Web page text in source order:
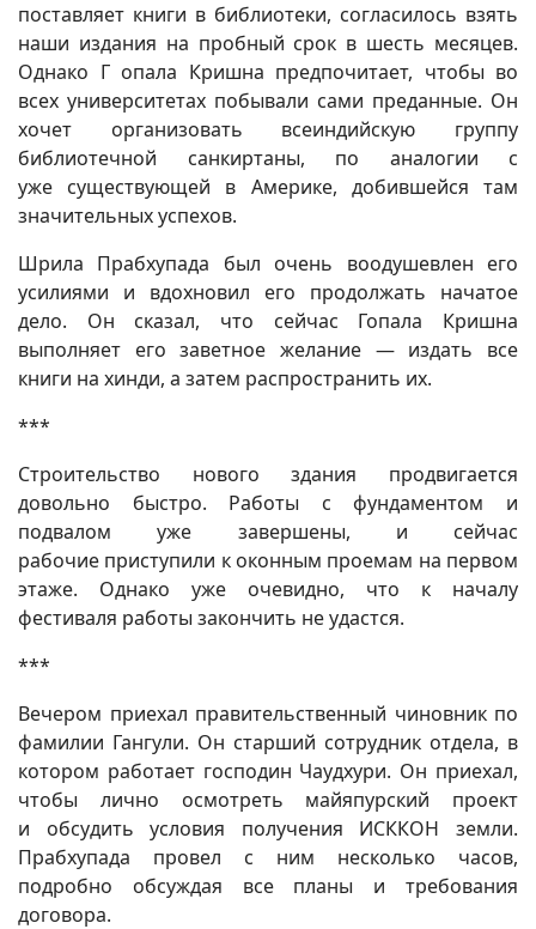
поставляет книги в библиотеки, согласилось взять
наши издания на пробный срок в шесть месяцев.
Однако Г опала Кришна предпочитает, чтобы во
всех университетах побывали сами преданные. Он
хочет организовать всеиндийскую группу
библиотечной санкиртаны, по аналогии с
уже существующей в Америке, добившейся там
значительных успехов.
Шрила Прабхупада был очень воодушевлен его
усилиями и вдохновил его продолжать начатое
дело. Он сказал, что сейчас Гопала Кришна
выполняет его заветное желание — издать все
книги на хинди, а затем распространить их.
***
Строительство нового здания продвигается
довольно быстро. Работы с фундаментом и
подвалом уже завершены, и сейчас
рабочие приступили к оконным проемам на первом
этаже. Однако уже очевидно, что к началу
фестиваля работы закончить не удастся.
***
Вечером приехал правительственный чиновник по
фамилии Гангули. Он старший сотрудник отдела, в
котором работает господин Чаудхури. Он приехал,
чтобы лично осмотреть майяпурский проект
и обсудить условия получения ИСККОН земли.
Прабхупада провел с ним несколько часов,
подробно обсуждая все планы и требования
договора.